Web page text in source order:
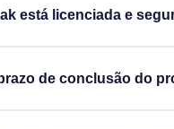
está licenciada e
de conclusão do